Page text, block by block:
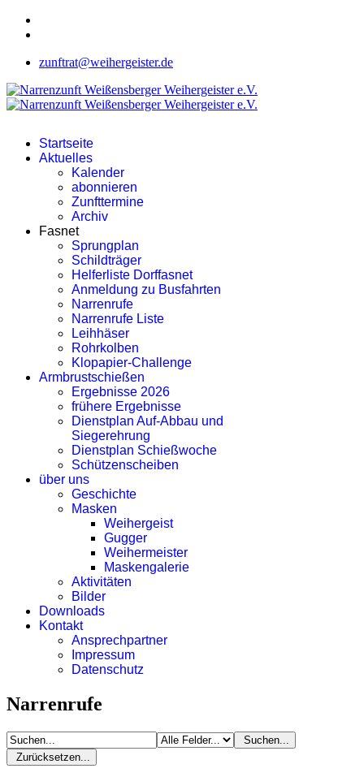
zunftrat@weihergeister.de
Startseite
Aktuelles
Kalender
abonnieren
Zunfttermine
Archiv
Fasnet
Sprungplan
Schildträger
Helferliste Dorffasnet
Anmeldung zu Busfahrten
Narrenrufe
Narrenrufe Liste
Leihhäser
Rohrkolben
Klopapier-Challenge
Armbrustschießen
Ergebnisse 2026
frühere Ergebnisse
Dienstplan Auf-Abbau und
Siegerehrung
Dienstplan Schießwoche
Schützenscheiben
über uns
Geschichte
Masken
Weihergeist
Gugger
Weihermeister
Maskengalerie
Aktivitäten
Bilder
Downloads
Kontakt
Ansprechpartner
Impressum
Datenschutz
Narrenrufe
Suchen...
Zurücksetzen...